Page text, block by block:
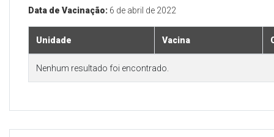
Data de Vacinação: 6 de abril de 2022
Unidade Vacina
Nenhum resultado foi encontrado.